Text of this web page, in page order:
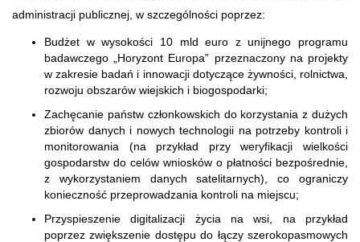
administracji publicznej, w szczególności poprzez:
Budżet w wysokości 10 mld euro z unijnego programu
badawczego „Horyzont Europa” przeznaczony na projekty
w zakresie badań i innowacji dotyczące żywności, rolnictwa,
rozwoju obszarów wiejskich i biogospodarki;
Zachęcanie państw członkowskich do korzystania z dużych
zbiorów danych i nowych technologii na potrzeby kontroli i
monitorowania (na przykład przy weryfikacji wielkości
gospodarstw do celów wniosków o płatności bezpośrednie,
z wykorzystaniem danych satelitarnych), co ograniczy
konieczność przeprowadzania kontroli na miejscu;
Przyspieszenie digitalizacji życia na wsi, na przykład
poprzez zwiększenie dostępu do łączy szerokopasmowych